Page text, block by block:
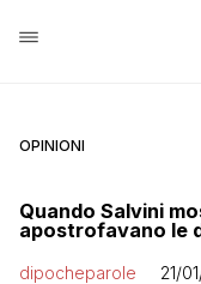
OPINIONI
Quando Salvini
apostrofavano le
dipocheparole 21/